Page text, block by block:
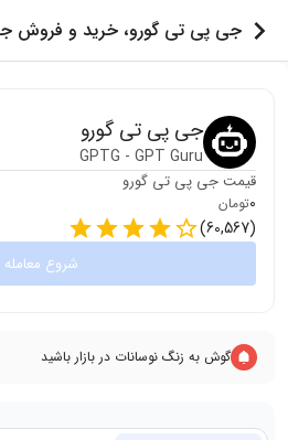
جی پی تی گورو، خرید و فروش
جی پی تی گورو
GPTG - GPT Guru
قیمت جی پی تی گورو
0تومان
(
60,567
)
شروع معامله
گوش به زنگ نوسانات در بازار باشید